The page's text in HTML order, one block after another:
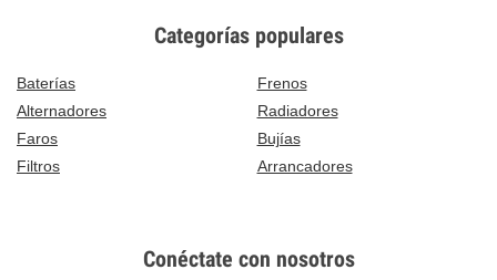
Categorías populares
Baterías
Frenos
Alternadores
Radiadores
Faros
Bujías
Filtros
Arrancadores
Conéctate con nosotros